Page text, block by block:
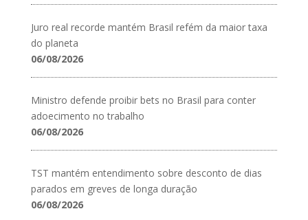
Juro real recorde mantém Brasil refém da maior taxa
do planeta
06/08/2026
Ministro defende proibir bets no Brasil para conter
adoecimento no trabalho
06/08/2026
TST mantém entendimento sobre desconto de dias
parados em greves de longa duração
06/08/2026